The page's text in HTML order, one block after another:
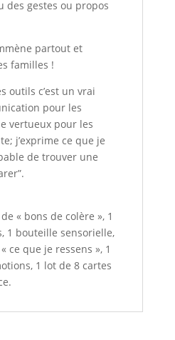
des gestes ou propos
partout et
familles !
outils c’est un vrai
pour les
vertueux pour les
j’exprime ce que je
de trouver une
« bons de colère », 1
1 bouteille sensorielle,
ce que je ressens », 1
1 lot de 8 cartes